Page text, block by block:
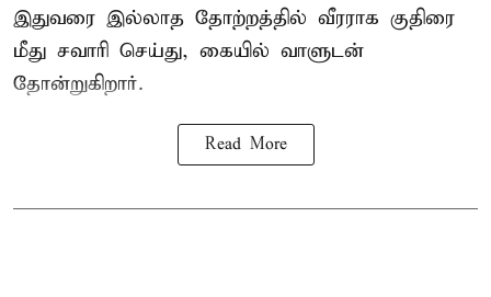
இதுவரை இல்லாத தோற்றத்தில் வீரராக குதிரை
மீது சவாரி செய்து, கையில் வாளுடன்
தோன்றுகிறார்.
Read More